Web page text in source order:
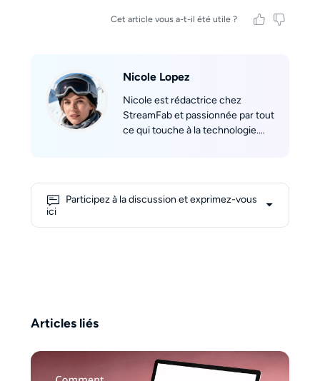
Cet article vous a-t-il été utile ?
Nicole Lopez
Nicole est rédactrice chez
StreamFab et passionnée par tout
ce qui touche à la technologie.
technologie et médias
est de skier un jour sur le Mont
Participez à la discussion et exprimez-vous
ici
Articles liés